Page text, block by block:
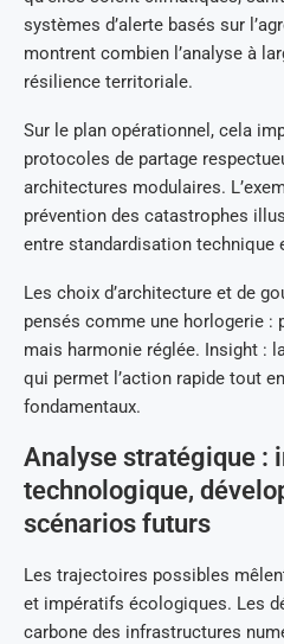
systèmes d’alerte basés sur
montrent combien l’analyse à
résilience territoriale.
Sur le plan opérationnel, cela
protocoles de partage
architectures modulaires.
prévention des catastrophes
entre standardisation technique
Les choix d’architecture et de
pensés comme une horlogerie :
mais harmonie réglée. Insight :
qui permet l’action rapide tout
fondamentaux.
Analyse stratégique :
technologique,
scénarios futurs
Les trajectoires possibles
et impératifs écologiques. Les
carbone des infrastructures